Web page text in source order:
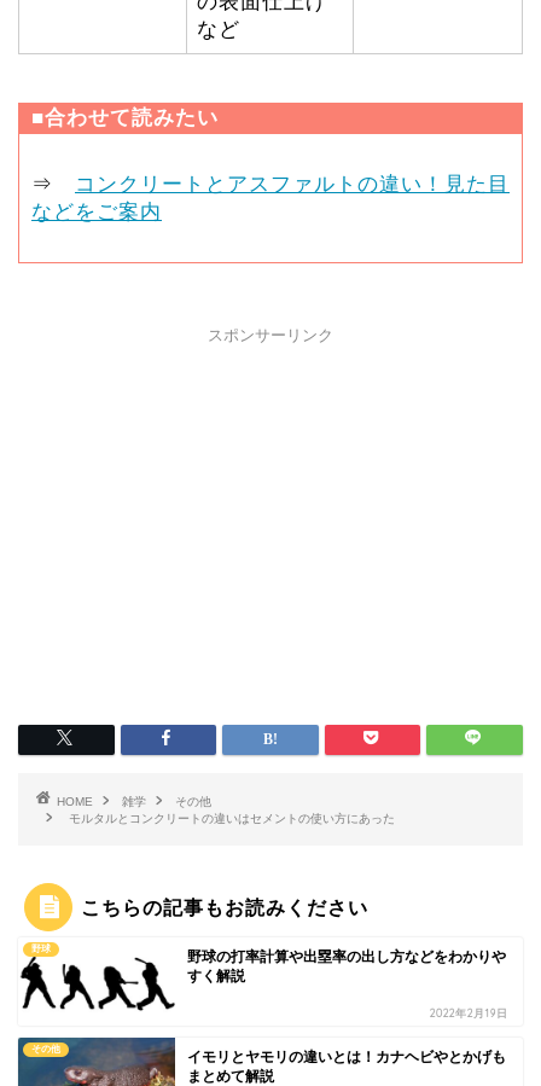
など
■合わせて読みたい
⇒
コンクリートとアスファルトの違い！見た目
などをご案内
スポンサーリンク
HOME 雑学
その他
モルタルとコンクリートの違いはセメントの使い方にあった
こちらの記事もお読みください
野球
野球の打率計算や出塁率の出し方などをわかりや
すく解説
2022年2月19日
その他
イモリとヤモリの違いとは！カナヘビやとかげも
まとめて解説